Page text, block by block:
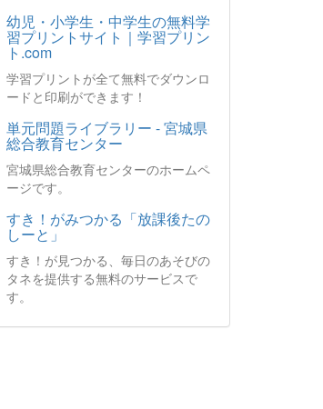
幼児・小学生・中学生の無料学
習プリントサイト｜学習プリン
ト.com
学習プリントが全て無料でダウンロ
ードと印刷ができます！
単元問題ライブラリー - 宮城県
総合教育センター
宮城県総合教育センターのホームペ
ージです。
すき！がみつかる「放課後たの
しーと」
すき！が見つかる、毎日のあそびの
タネを提供する無料のサービスで
す。